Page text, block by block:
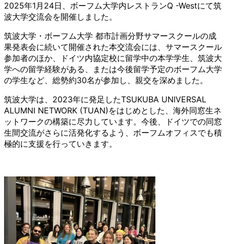
2025年1月24日、ボーフム大学内レストランQ -Westにて筑
波大学交流会を開催しました。
筑波大学・ボーフム大学 都市計画分野サマースクールの成
果発表会に続いて開催された本交流会には、サマースクール
参加者のほか、ドイツ内協定校に留学中の本学学生、筑波大
学への留学経験がある、または今後留学予定のボーフム大学
の学生など、総勢約30名が参加し、親交を深めました。
筑波大学は、2023年に発足したTSUKUBA UNIVERSAL
ALUMNI NETWORK (TUAN)をはじめとした、海外同窓生ネ
ットワークの構築に尽力しています。今後、ドイツでの同窓
生間交流がさらに活発化するよう、ボーフムオフィスでも積
極的に支援を行っていきます。